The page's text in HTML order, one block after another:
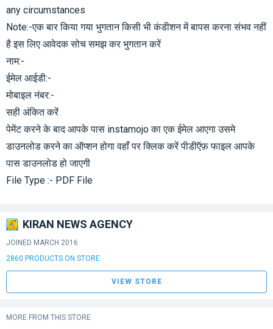
any circumstances
Note:-एक बार किया गया भुगतान किसी भी कंडीशन में बापस करना संभव नहीं
है इस लिए आवेदक सोच समझ कर भुगतान करें
नाम:-
ईमेल आईडी:-
मोबाइल नंबर:-
सही अंकित करें
पेमेंट करने के बाद आपके पास instamojo का एक ईमेल आएगा उसमे
डाउनलोड करने का ऑप्शन होगा वहाँ पर क्लिक करें पीडीऍफ़ फाइल आपके
पास डाउनलोड हो जाएगी
File Type :- PDF File
KIRAN NEWS AGENCY
JOINED MARCH 2016
2860 PRODUCTS ON STORE
VIEW STORE
MORE FROM THIS STORE